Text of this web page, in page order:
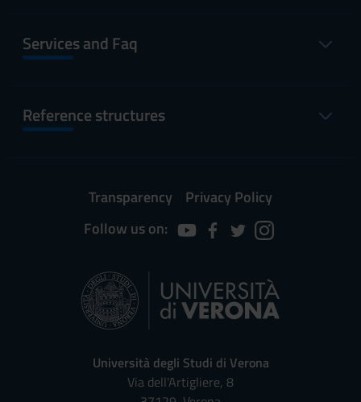
Services and Faq
Reference structures
Transparency
Privacy Policy
Follow us on:
Università degli Studi di Verona
Via dell'Artigliere, 8